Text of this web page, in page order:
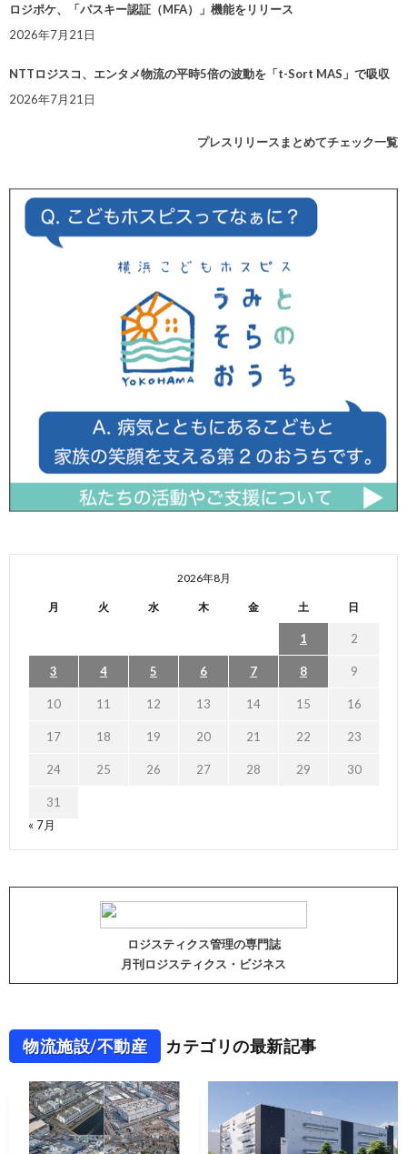
ロジポケ、「パスキー認証（MFA）」機能をリリース
2026年7月21日
NTTロジスコ、エンタメ物流の平時5倍の波動を「t-Sort MAS」で吸収
2026年7月21日
プレスリリースまとめてチェック一覧
2026年8月
月 火 水 木 金 土 日
1 2
3 4 5 6 7 8 9
10 11 12 13 14 15 16
17 18 19 20 21 22 23
24 25 26 27 28 29 30
31
« 7月
ロジスティクス管理の専門誌
月刊ロジスティクス・ビジネス
物流施設/不動産 カテゴリの最新記事